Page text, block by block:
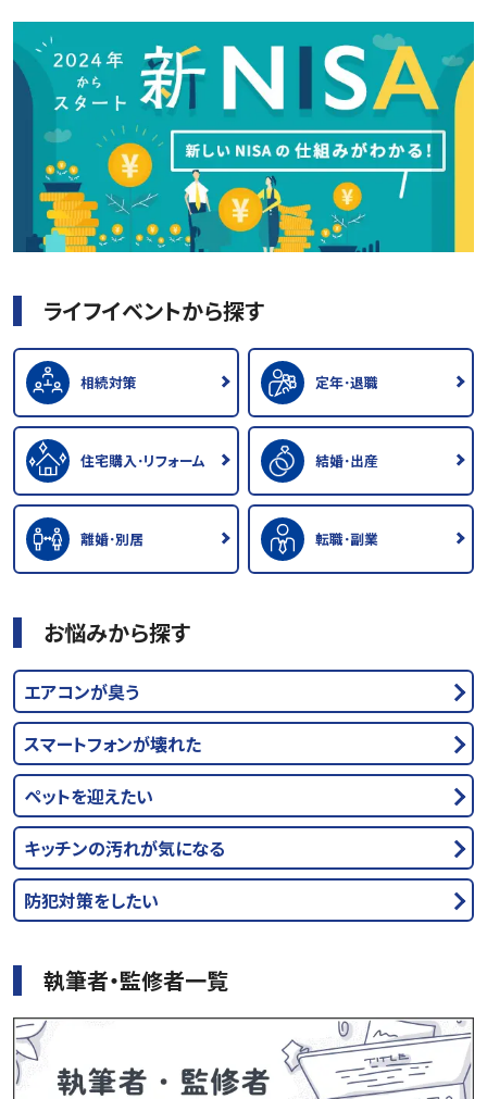
ライフイベントから探す
相続対策 定年･退職
住宅購入･リフォーム 結婚･出産
離婚･別居 転職･副業
お悩みから探す
エアコンが臭う
スマートフォンが壊れた
ペットを迎えたい
キッチンの汚れが気になる
防犯対策をしたい
執筆者・監修者一覧